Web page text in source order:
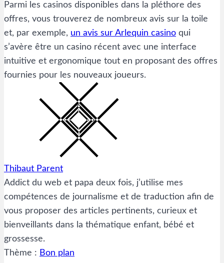
Parmi les casinos disponibles dans la pléthore des
offres, vous trouverez de nombreux avis sur la toile
et, par exemple, un avis sur Arlequin casino qui
s’avère être un casino récent avec une interface
intuitive et ergonomique tout en proposant des offres
fournies pour les nouveaux joueurs.
Thibaut Parent
Addict du web et papa deux fois, j’utilise mes
compétences de journalisme et de traduction afin de
vous proposer des articles pertinents, curieux et
bienveillants dans la thématique enfant, bébé et
grossesse.
Thème : Bon plan